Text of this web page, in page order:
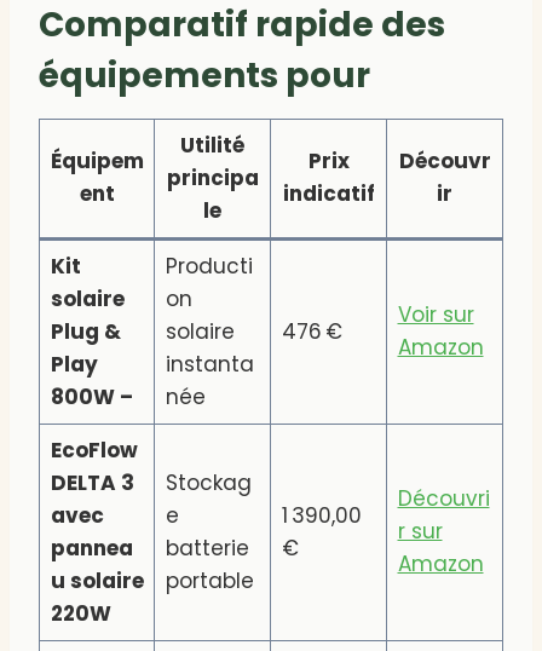
Comparatif rapide des
équipements pour
Équipem
ent
Utilité
principa
le
Prix
indicatif
Découvr
ir
Kit
solaire
Plug &
Play
800W –
Producti
on
solaire
instanta
née
476 €
Voir sur
Amazon
EcoFlow
DELTA 3
avec
pannea
u solaire
220W
Stockag
e
batterie
portable
1 390,00
€
Découvri
r sur
Amazon